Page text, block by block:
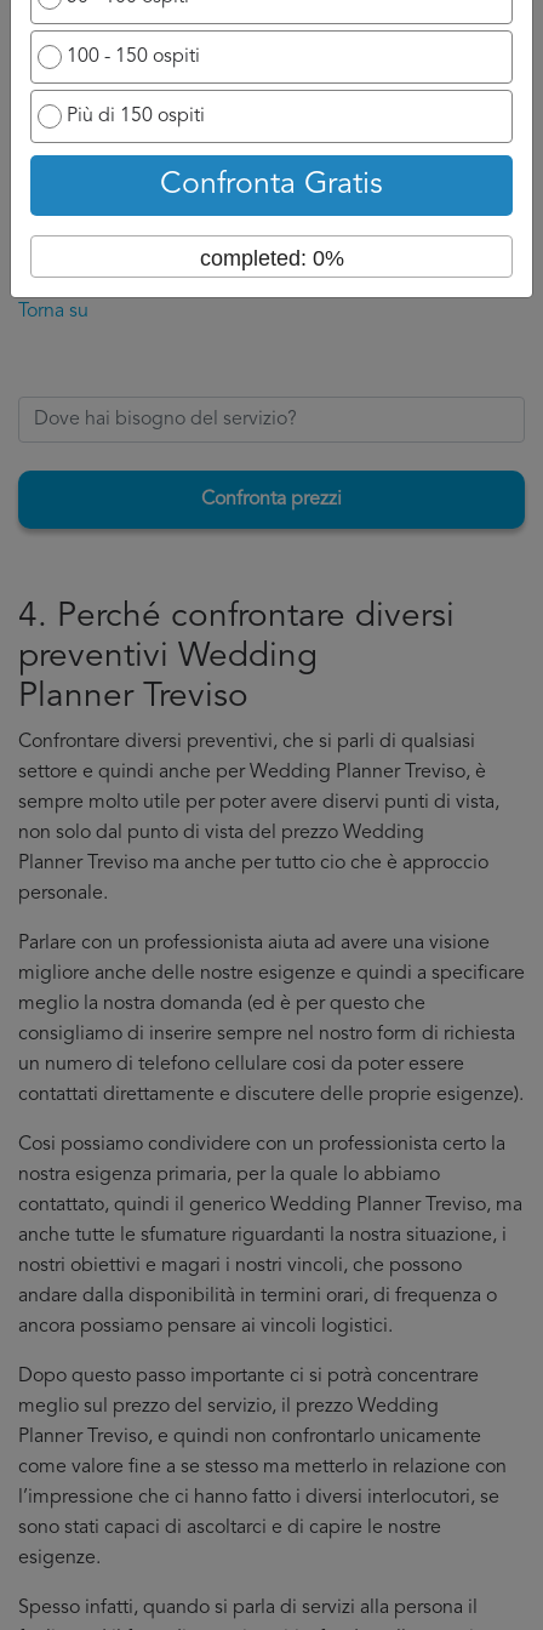
A titolo indicativo, sarete contatti nelle 24/48 che seguono
la domanda perché il professionista ha bisogno di un
attimo di tempo per reagire e chiamarvi.
Ovviamente se ha a disposizione un numero di cellulare
potrà chiamarvi appena possibile e discuterne con voi, se
tempo di attesa un po più lungo perché dovrà formalizzare
la risposta per Wedding Planner Treviso.
Torna su
Confronta prezzi
4. Perché confrontare diversi
preventivi Wedding
Planner Treviso
Confrontare diversi preventivi, che si parli di qualsiasi
settore e quindi anche per Wedding Planner Treviso, è
sempre molto utile per poter avere diservi punti di vista,
non solo dal punto di vista del prezzo Wedding
Planner Treviso ma anche per tutto cio che è approccio
personale.
Parlare con un professionista aiuta ad avere una visione
migliore anche delle nostre esigenze e quindi a specificare
meglio la nostra domanda (ed è per questo che
consigliamo di inserire sempre nel nostro form di richiesta
un numero di telefono cellulare cosi da poter essere
contattati direttamente e discutere delle proprie esigenze).
Cosi possiamo condividere con un professionista certo la
nostra esigenza primaria, per la quale lo abbiamo
contattato, quindi il generico Wedding Planner Treviso, ma
anche tutte le sfumature riguardanti la nostra situazione, i
nostri obiettivi e magari i nostri vincoli, che possono
andare dalla disponibilità in termini orari, di frequenza o
ancora possiamo pensare ai vincoli logistici.
Dopo questo passo importante ci si potrà concentrare
meglio sul prezzo del servizio, il prezzo Wedding
Planner Treviso, e quindi non confrontarlo unicamente
come valore fine a se stesso ma metterlo in relazione con
l’impressione che ci hanno fatto i diversi interlocutori, se
sono stati capaci di ascoltarci e di capire le nostre
esigenze.
Spesso infatti, quando si parla di servizi alla persona il
100 - 150 ospiti
Più di 150 ospiti
Confronta Gratis
completed: 0%